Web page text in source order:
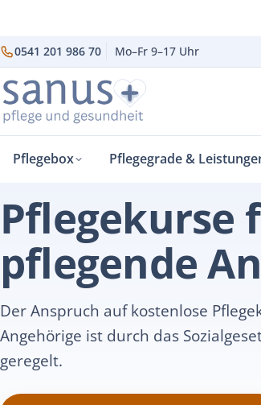
Pflegebox Pflegegrade & Leistungen
sanus+›Pflegealltag
Pflegekurse
pflegende
Der Anspruch auf kostenlose
Angehörige ist durch das
geregelt.